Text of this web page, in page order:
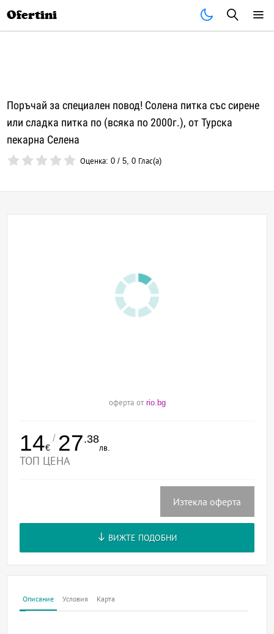
Ofertini
Поръчай за специален повод! Солена питка със сирене
или сладка питка по (всяка по 2000г.), от Турска
пекарна Селена
Оценка:0 /5,0 Глас(а)
оферта от rio.bg
14€
/ 27.38
лв.
ТОП ЦЕНА
Изтекла оферта
ВИЖТЕ ПОДОБНИ
Описание Условия Карта